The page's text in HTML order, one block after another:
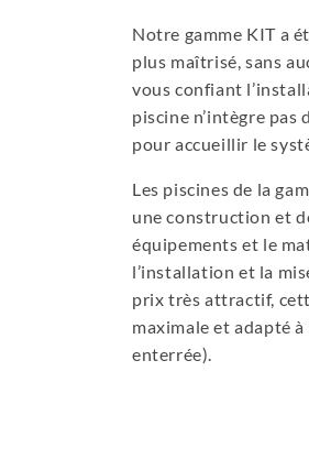
Notre gamme KIT a
plus maîtrisé, sans
vous confiant
piscine n’intègre
pour accueillir le
Les piscines de la
une construction et
équipements et le
l’installation et la
prix très attractif,
maximale et adapté
enterrée).